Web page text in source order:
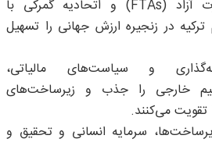
توافق‌نامه‌های تجارت آزاد (FTAs) و اتحادیه گمرکی با
ترکیه در زنجیره‌ ارزش جهانی را تسهیل
و سیاست‌های مالیاتی،
خارجی را جذب و زیرساخت‌های
تقویت می‌کنند.
سرمایه انسانی و تحقیق و